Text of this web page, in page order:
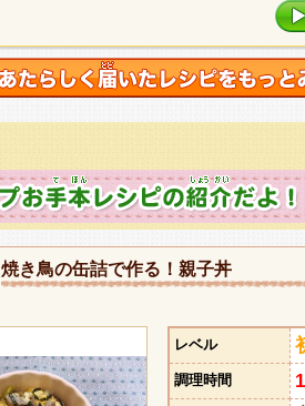
焼き鳥の缶詰で作る！親子丼
レベル
調理時間